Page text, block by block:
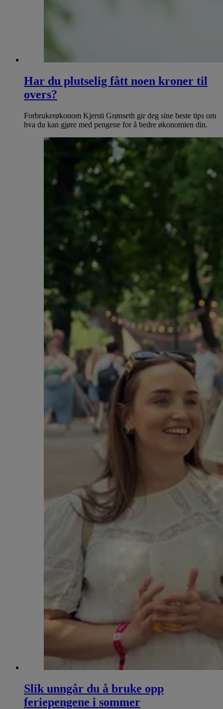
Har du plutselig fått noen kroner til
overs?
Forbrukerøkonom Kjersti Grønseth gir deg sine beste tips om
hva du kan gjøre med pengene for å bedre økonomien din.
Slik unngår du å bruke opp
feriepengene i sommer